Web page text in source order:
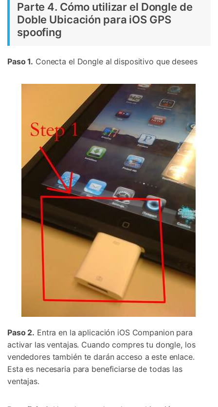
Parte 4. Cómo utilizar el Dongle de
Doble Ubicación para iOS GPS
spoofing
Paso 1. Conecta el Dongle al dispositivo que desees
Paso 2. Entra en la aplicación iOS Companion para
activar las ventajas. Cuando compres tu dongle, los
vendedores también te darán acceso a este enlace.
Esta es necesaria para beneficiarse de todas las
ventajas.